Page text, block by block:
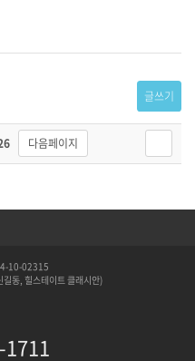
글쓰기
다음페이지
10-02315
동, 힐스테이트 클래시안)